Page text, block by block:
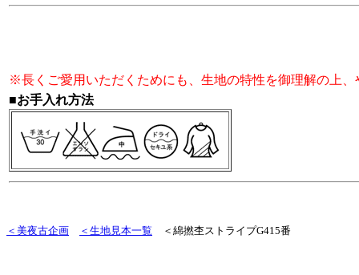
※長くご愛用いただくためにも、生地の特性を御理解の上
■お手入れ方法
＜美夜古企画 ＜生地見本一覧 ＜綿撚杢ストライプG415番